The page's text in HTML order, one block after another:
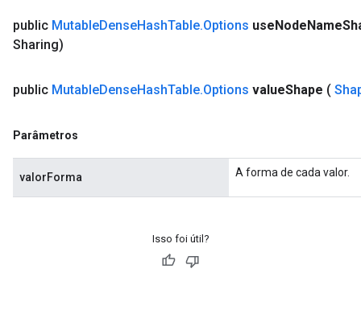
public MutableDenseHashTable.Options useNodeName
Sharing)
public MutableDenseHashTable.Options valueShape (
Parâmetros
valorForma A forma de cada valor.
Isso foi útil?